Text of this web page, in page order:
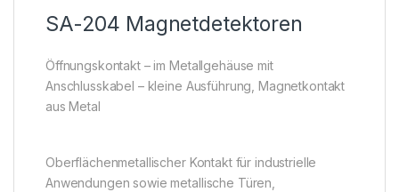
SA-204 Magnetdetektoren
Öffnungskontakt – im Metallgehäuse mit
Anschlusskabel – kleine Ausführung, Magnetkontakt
aus Metal
Oberflächenmetallischer Kontakt für industrielle
Anwendungen sowie metallische Türen,